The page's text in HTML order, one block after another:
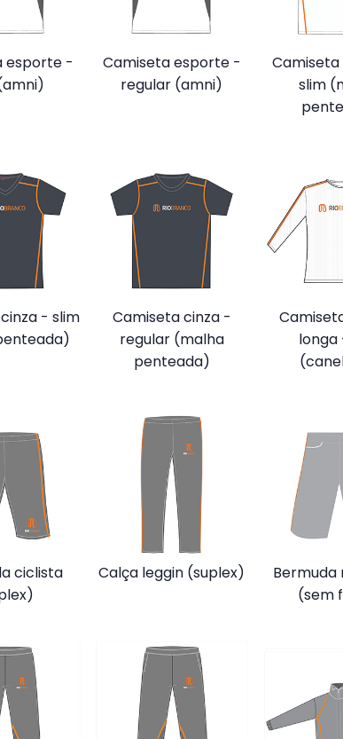
esporte -
Camiseta esporte -
regular (amni)
slim
- slim
Camiseta cinza -
regular (malha
penteada)
longa
ciclista
Calça leggin (suplex)
(sem